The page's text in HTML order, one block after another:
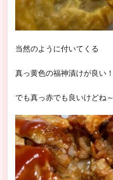
当然のように付いてくる
真っ黄色の福神漬けが良い！
でも真っ赤でも良いけどね～